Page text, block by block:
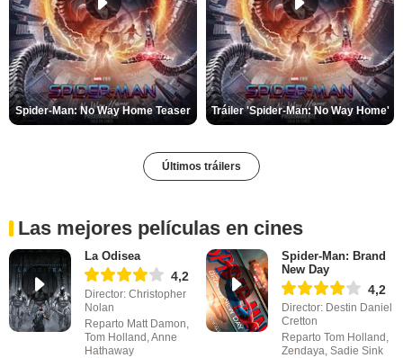
Spider-Man: No Way Home Teaser Tráiler 'Spider-Man: No Way Home'
Últimos tráilers
Las mejores películas en cines
La Odisea
4,2
Director: Christopher
Nolan
Reparto Matt Damon,
Tom Holland, Anne
Hathaway
Spider-Man: Brand
New Day
4,2
Director: Destin Daniel
Cretton
Reparto Tom Holland,
Zendaya, Sadie Sink